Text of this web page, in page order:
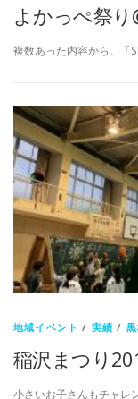
よかっぺ祭り
複数あった内容から、「
地域イベント / 実績 /
稲沢まつり
小さいお子さんもチャレ